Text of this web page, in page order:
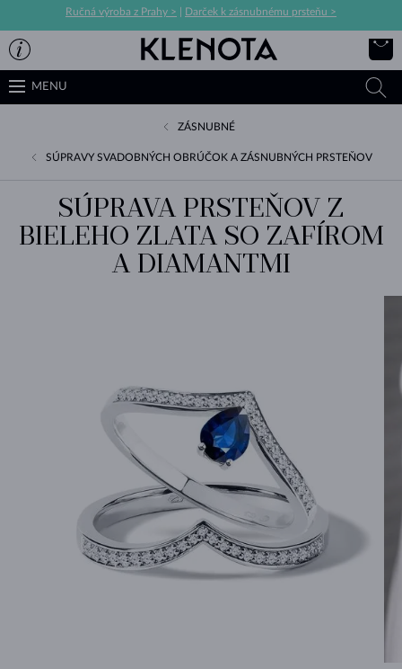
Ručná výroba z Prahy > Darček k zásnubnému prsteňu >
MENU
ZÁSNUBNÉ
SÚPRAVY SVADOBNÝCH OBRÚČOK A ZÁSNUBNÝCH PRSTEŇOV
SÚPRAVA PRSTEŇOV Z
BIELEHO ZLATA SO ZAFÍROM
A DIAMANTMI